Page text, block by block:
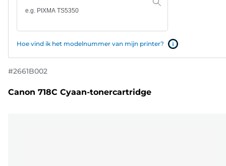
Hoe vind ik het modelnummer van mijn printer?
#2661B002
Canon 718C Cyaan-tonercartridge